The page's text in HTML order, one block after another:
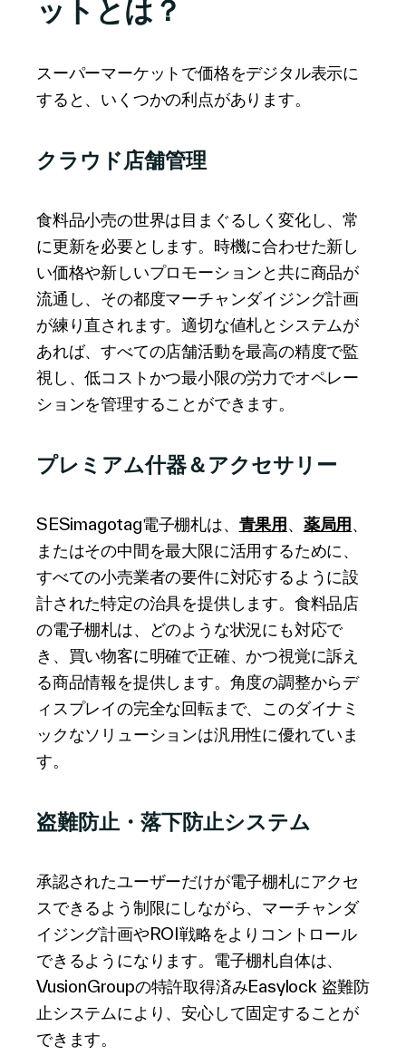
ットとは？
スーパーマーケットで価格をデジタル表示に
すると、いくつかの利点があります。
クラウド店舗管理
食料品小売の世界は目まぐるしく変化し、常
に更新を必要とします。時機に合わせた新し
い価格や新しいプロモーションと共に商品が
流通し、その都度マーチャンダイジング計画
が練り直されます。適切な値札とシステムが
あれば、すべての店舗活動を最高の精度で監
視し、低コストかつ最小限の労力でオペレー
ションを管理することができます。
プレミアム什器＆アクセサリー
SESimagotag電子棚札は、 青果用、 薬局用、
またはその中間を最大限に活用するために、
すべての小売業者の要件に対応するように設
計された特定の治具を提供します。食料品店
の電子棚札は、どのような状況にも対応で
き、買い物客に明確で正確、かつ視覚に訴え
る商品情報を提供します。角度の調整からデ
ィスプレイの完全な回転まで、このダイナミ
ックなソリューションは汎用性に優れていま
す。
盗難防止・落下防止システム
承認されたユーザーだけが電子棚札にアクセ
スできるよう制限にしながら、マーチャンダ
イジング計画やROI戦略をよりコントロール
できるようになります。電子棚札自体は、
VusionGroupの特許取得済みEasylock 盗難防
止システムにより、安心して固定することが
できます。